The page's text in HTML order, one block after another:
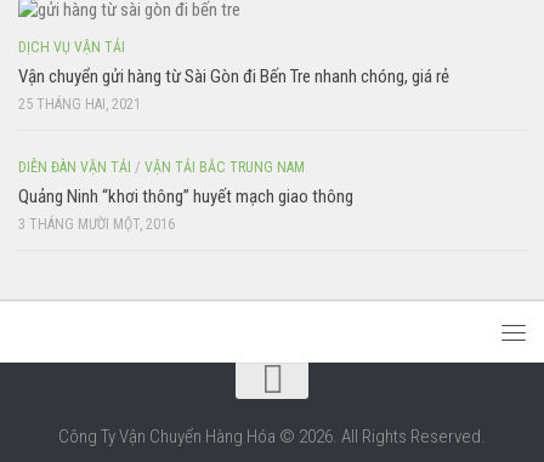
DỊCH VỤ VẬN TẢI
Vận chuyển gửi hàng từ Sài Gòn đi Bến Tre nhanh chóng, giá rẻ
25 THÁNG HAI, 2021
DIỄN ĐÀN VẬN TẢI / VẬN TẢI BẮC TRUNG NAM
Quảng Ninh “khơi thông” huyết mạch giao thông
3 THÁNG MƯỜI MỘT, 2016
Công Ty Vận Chuyển Hàng Hóa © 2026. All Rights Reserved.